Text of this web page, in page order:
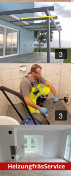
3
3